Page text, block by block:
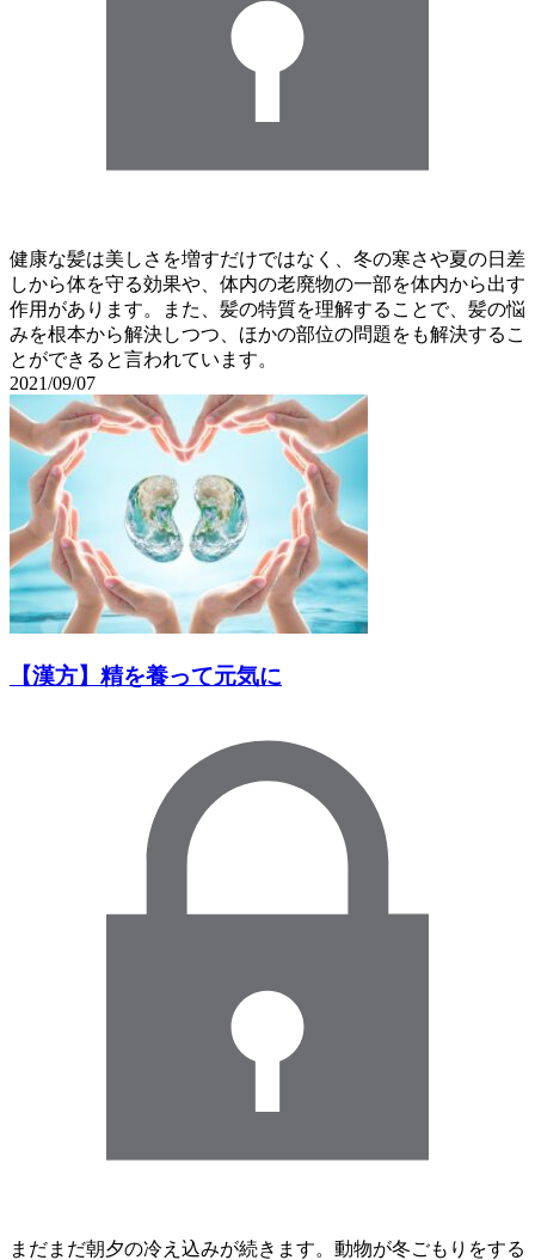
健康な髪は美しさを増すだけではなく、冬の寒さや夏の日差
しから体を守る効果や、体内の老廃物の一部を体内から出す
作用があります。また、髪の特質を理解することで、髪の悩
みを根本から解決しつつ、ほかの部位の問題をも解決するこ
とができると言われています。
2021/09/07
【漢方】精を養って元気に
まだまだ朝夕の冷え込みが続きます。動物が冬ごもりをする